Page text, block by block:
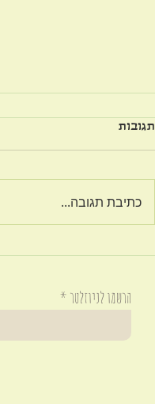
על פשרה בזוגיות
תגובות
כתיבת תגובה...
הרשמו לניוזלטר